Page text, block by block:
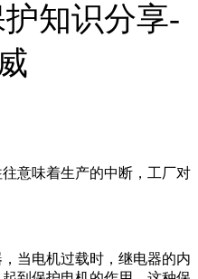
知识分享-
意味着生产的中断，工厂对
当电机过载时，继电器的内